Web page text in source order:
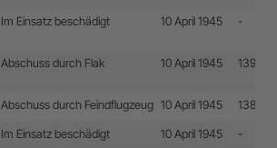
Im Einsatz beschädigt 10 April 1945 -
Abschuss durch Flak 10 April 1945 13910
Abschuss durch Feindflugzeug 10 April 1945 13874
Im Einsatz beschädigt 10 April 1945 -